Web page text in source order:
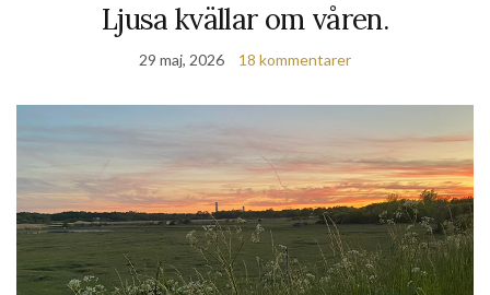
Ljusa kvällar om våren.
29 maj, 2026 18 kommentarer